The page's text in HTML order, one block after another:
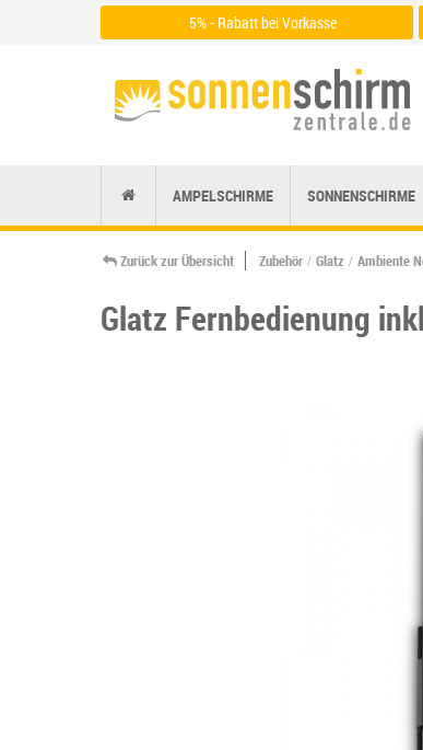
5% - Rabatt bei Vorkasse
AMPELSCHIRME SONNENSCHIRME
Zurück zur Übersicht Zubehör Glatz Ambiente
Glatz Fernbedienung